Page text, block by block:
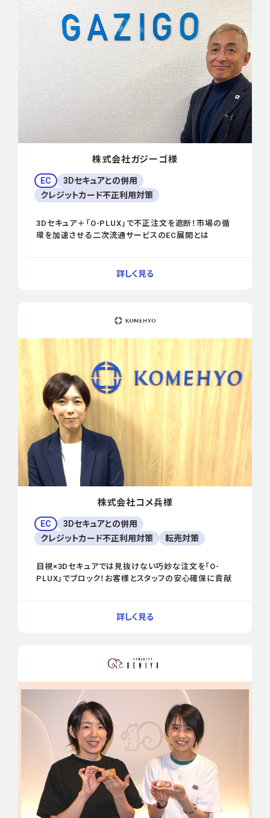
株式会社ガジーゴ様
EC
3Dセキュアとの併用
クレジットカード不正利用対策
3Dセキュア＋「O-PLUX」で不正注文を遮断！市場の循
環を加速させる二次流通サービスのEC展開とは
株式会社コメ兵様
EC
3Dセキュアとの併用
クレジットカード不正利用対策
転売対策
目視×3Dセキュアでは見抜けない巧妙な注文を「O-
PLUX」でブロック！お客様とスタッフの安心確保に貢献